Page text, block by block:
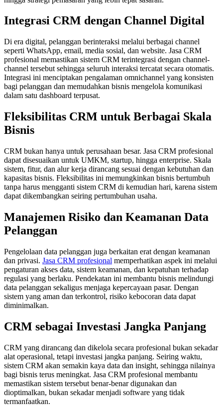
Integrasi CRM dengan Channel Digital
Di era digital, pelanggan berinteraksi melalui berbagai channel
seperti WhatsApp, email, media sosial, dan website. Jasa CRM
profesional memastikan sistem CRM terintegrasi dengan channel-
channel tersebut sehingga seluruh interaksi tercatat secara otomatis.
Integrasi ini menciptakan pengalaman omnichannel yang konsisten
bagi pelanggan dan memudahkan bisnis mengelola komunikasi
dalam satu dashboard terpusat.
Fleksibilitas CRM untuk Berbagai Skala
Bisnis
CRM bukan hanya untuk perusahaan besar. Jasa CRM profesional
dapat disesuaikan untuk UMKM, startup, hingga enterprise. Skala
sistem, fitur, dan alur kerja dirancang sesuai dengan kebutuhan dan
kapasitas bisnis. Fleksibilitas ini memungkinkan bisnis bertumbuh
tanpa harus mengganti sistem CRM di kemudian hari, karena sistem
dapat dikembangkan seiring pertumbuhan usaha.
Manajemen Risiko dan Keamanan Data
Pelanggan
Pengelolaan data pelanggan juga berkaitan erat dengan keamanan
dan privasi. Jasa CRM profesional memperhatikan aspek ini melalui
pengaturan akses data, sistem keamanan, dan kepatuhan terhadap
regulasi yang berlaku. Pendekatan ini membantu bisnis melindungi
data pelanggan sekaligus menjaga kepercayaan pasar. Dengan
sistem yang aman dan terkontrol, risiko kebocoran data dapat
diminimalkan.
CRM sebagai Investasi Jangka Panjang
CRM yang dirancang dan dikelola secara profesional bukan sekadar
alat operasional, tetapi investasi jangka panjang. Seiring waktu,
sistem CRM akan semakin kaya data dan insight, sehingga nilainya
bagi bisnis terus meningkat. Jasa CRM profesional membantu
memastikan sistem tersebut benar-benar digunakan dan
dioptimalkan, bukan sekadar menjadi software yang tidak
termanfaatkan.